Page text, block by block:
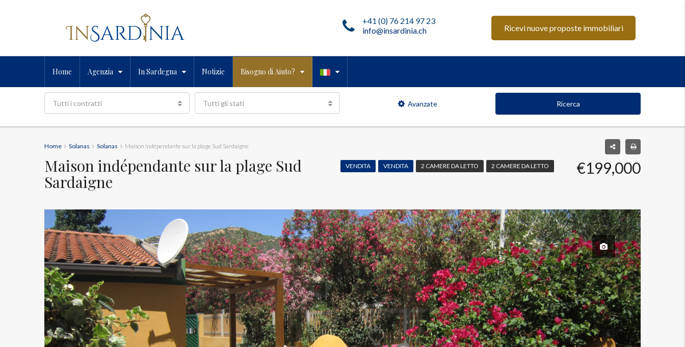
Ricevi nuove proposte immobiliari
+41 (0) 76 214 97 23
info@insardinia.ch
Home Agenzia In Sardegna Notizie Bisogno di Aiuto?
Tutti i contratti Tutti gli stati Avanzate Ricerca
Home Solanas Solanas Maison indépendante sur la plage Sud Sardaigne
Maison indépendante sur la plage Sud
Sardaigne
VENDITA VENDITA 2 CAMERE DA LETTO 2 CAMERE DA LETTO €199,000